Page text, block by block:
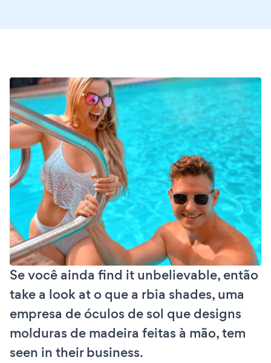
Se você ainda find it unbelievable, então
take a look at o que a rbia shades, uma
empresa de óculos de sol que designs
molduras de madeira feitas à mão, tem
seen in their business.